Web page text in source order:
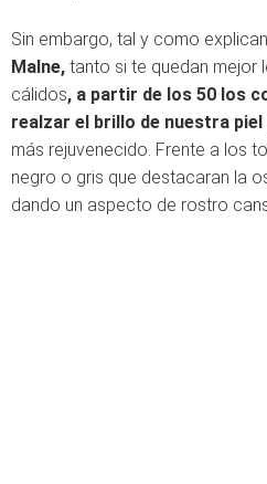
Sin embargo, tal y como
Malne, tanto si te quedan
cálidos, a partir de los 50 los
realzar el brillo de nuestra piel
más rejuvenecido. Frente a los
negro o gris que destacaran la
dando un aspecto de rostro